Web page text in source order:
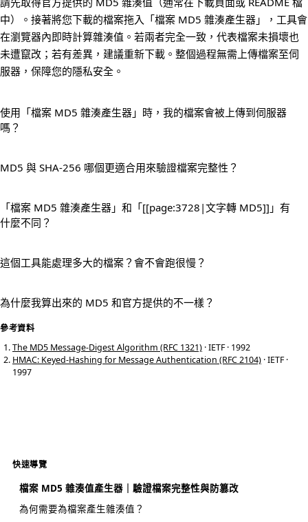
中）。接著將您下載的檔案拖入「檔案 MD5 雜湊產生器」，工具會
在瀏覽器內即時計算雜湊值。若兩者完全一致，代表檔案未損壞也
未遭竄改；若有差異，建議重新下載。整個過程無需上傳檔案至伺
服器，保障您的隱私安全。
使用「檔案 MD5 雜湊產生器」時，我的檔案會被上傳到伺服器
嗎？
MD5 與 SHA-256 哪個更適合用來驗證檔案完整性？
「檔案 MD5 雜湊產生器」和「[[page:3728|文字轉 MD5]]」有
什麼不同？
這個工具能處理多大的檔案？會不會跑很慢？
為什麼我算出來的 MD5 和官方提供的不一樣？
參考資料
The MD5 Message-Digest Algorithm (RFC 1321) · IETF · 1992
HMAC: Keyed-Hashing for Message Authentication (RFC 2104) · IETF ·
1997
快速導覽
檔案 MD5 雜湊值產生器｜驗證檔案完整性與防篡改
為何需要為檔案產生雜湊值？